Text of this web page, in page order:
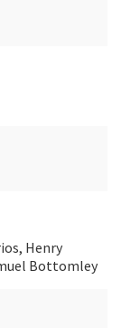
Henry
Bottomley